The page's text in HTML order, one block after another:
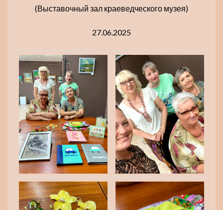
(Выставочный зал краеведческого музея)
27.06.2025